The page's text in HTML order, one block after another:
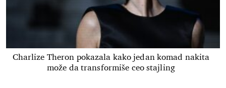
Charlize Theron pokazala kako jedan komad nakita
može da transformiše ceo stajling